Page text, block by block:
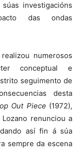
investigacións
das ondas
numerosos
conceptual e
seguimento de
desta
Out Piece (1972),
renunciou a
así fin á súa
sempre da escena